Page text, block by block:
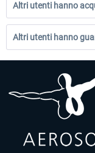
Altri utenti hanno
Altri utenti hanno